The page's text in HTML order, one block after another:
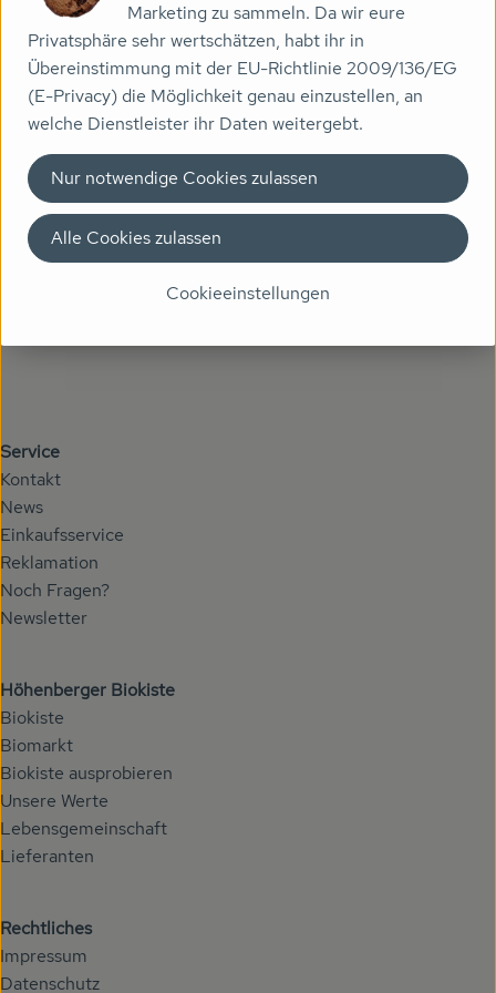
Getränke
Naturkosmetik
Dr. Hauschka - Wala
Drogerie
Garten
Saatgut
Trinkgeld & Spenden
B2B
Veranstaltungen
Biomarkt
Wissen
Über uns
Kontakt
Höhenberger Biokiste GmbH
84149 Velden an der Vils
Telefon Lieferservice: 08742 96541 0
Telefon Biomarkt: 08742 9654117
info@hoehenberger-biokiste.de
Service
Kontakt
News
Einkaufsservice
Reklamation
Noch Fragen?
Newsletter
Höhenberger Biokiste
Biokiste
Biomarkt
Biokiste ausprobieren
Unsere Werte
Lebensgemeinschaft
Lieferanten
Rechtliches
Impressum
Datenschutz
Marketing zu sammeln. Da wir eure
Privatsphäre sehr wertschätzen, habt ihr in
Übereinstimmung mit der EU-Richtlinie 2009/136/EG
(E-Privacy) die Möglichkeit genau einzustellen, an
welche Dienstleister ihr Daten weitergebt.
Cookieeinstellungen
Nur notwendige Cookies zulassen
Alle Cookies zulassen